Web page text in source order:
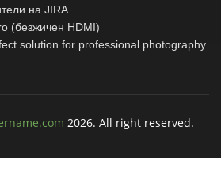
на JIRA
(безжичен HDMI)
solution for professional photography
2026. All right reserved.